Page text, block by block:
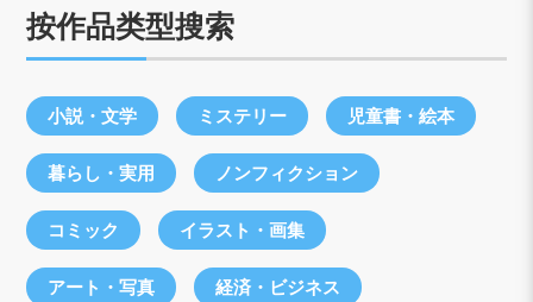
按作品类型搜索
小説・文学 ミステリー 児童書・絵本
暮らし・実用 ノンフィクション
コミック イラスト・画集
アート・写真 経済・ビジネス